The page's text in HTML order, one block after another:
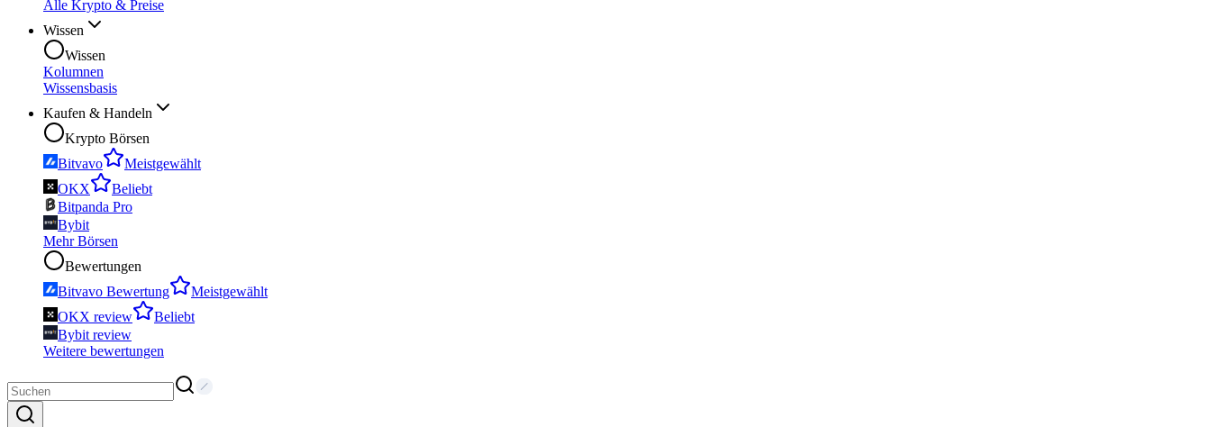
Alle Krypto & Preise
Wissen
Wissen
Kolumnen
Wissensbasis
Kaufen & Handeln
Krypto Börsen
Bitvavo
Meistgewählt
OKX
Beliebt
Bitpanda Pro
Bybit
Mehr Börsen
Bewertungen
Bitvavo Bewertung
Meistgewählt
OKX review
Beliebt
Bybit review
Weitere bewertungen